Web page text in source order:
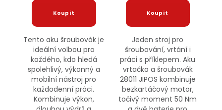
Tento aku šroubovák je
ideální volbou pro
každého, kdo hledá
spolehlivý, výkonný a
mobilní nástroj pro
každodenní práci.
Kombinuje výkon,
Jeden stroj pro
šroubování, vrtání i
práci s příklepem. Aku
vrtačka a šroubovák
28011 JIPOS kombinuje
bezkartáčový motor,
točivý moment 50 Nm